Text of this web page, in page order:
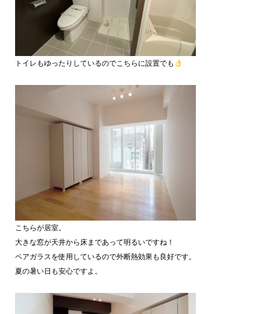
トイレもゆったりしているのでこちらに設置でも
こちらが居室。
大きな窓が天井から床まであって明るいですね！
ペアガラスを使用しているので外断熱効果も良好です。
夏の暑い日も安心ですよ。